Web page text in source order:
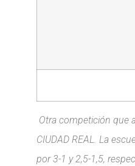
Otra competición que
CIUDAD REAL. La
por 3-1 y 2,5-1,5,